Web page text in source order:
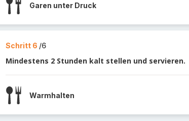
Garen unter Druck
Schritt 6 /6
Mindestens 2 Stunden kalt stellen und servieren.
Warmhalten